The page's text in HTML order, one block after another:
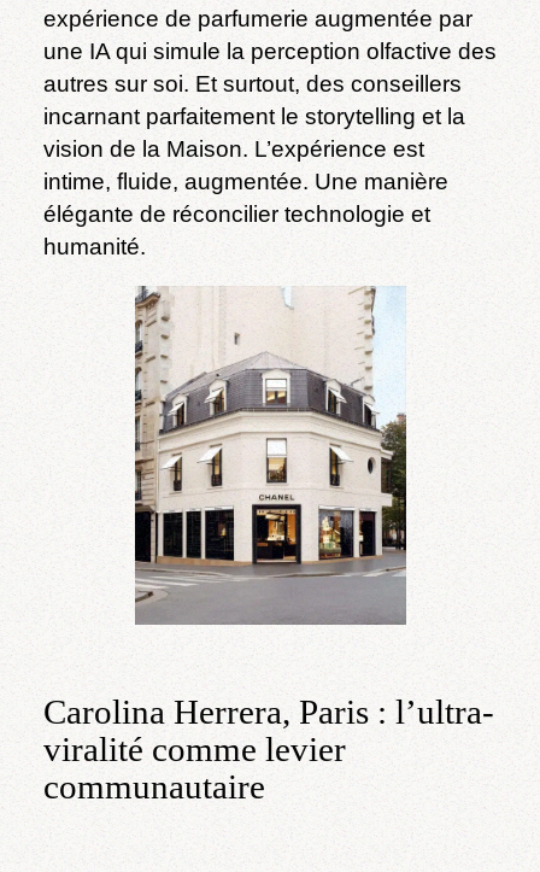
expérience de parfumerie augmentée par
une IA qui simule la perception olfactive des
autres sur soi. Et surtout, des conseillers
incarnant parfaitement le storytelling et la
vision de la Maison. L’expérience est
intime, fluide, augmentée. Une manière
élégante de réconcilier technologie et
humanité.
Carolina Herrera, Paris : l’ultra-
viralité comme levier
communautaire